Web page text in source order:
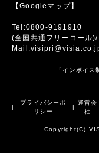
【Googleマップ】
Tel:0800-9191910
(全国共通フリーコー
「インボイ
|
プライバシーポ
リシー
|
運営会
社
Copyright(C)